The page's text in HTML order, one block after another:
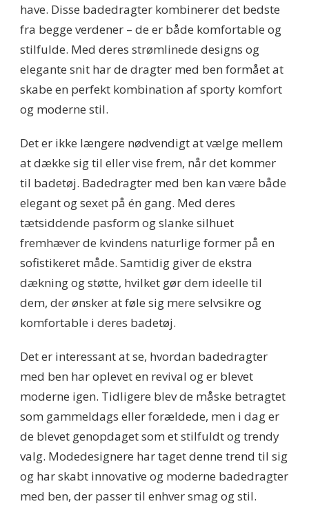
have. Disse badedragter kombinerer det bedste
fra begge verdener – de er både komfortable og
stilfulde. Med deres strømlinede designs og
elegante snit har de dragter med ben formået at
skabe en perfekt kombination af sporty komfort
og moderne stil.
Det er ikke længere nødvendigt at vælge mellem
at dække sig til eller vise frem, når det kommer
til badetøj. Badedragter med ben kan være både
elegant og sexet på én gang. Med deres
tætsiddende pasform og slanke silhuet
fremhæver de kvindens naturlige former på en
sofistikeret måde. Samtidig giver de ekstra
dækning og støtte, hvilket gør dem ideelle til
dem, der ønsker at føle sig mere selvsikre og
komfortable i deres badetøj.
Det er interessant at se, hvordan badedragter
med ben har oplevet en revival og er blevet
moderne igen. Tidligere blev de måske betragtet
som gammeldags eller forældede, men i dag er
de blevet genopdaget som et stilfuldt og trendy
valg. Modedesignere har taget denne trend til sig
og har skabt innovative og moderne badedragter
med ben, der passer til enhver smag og stil.